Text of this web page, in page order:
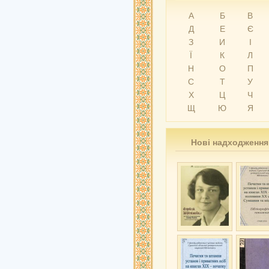
А Б В
Д
Е Є
З
И І
Ї
К Л
Н
О П
С
Т У
Х
Ц Ч
Щ
Ю Я
Нові надходження